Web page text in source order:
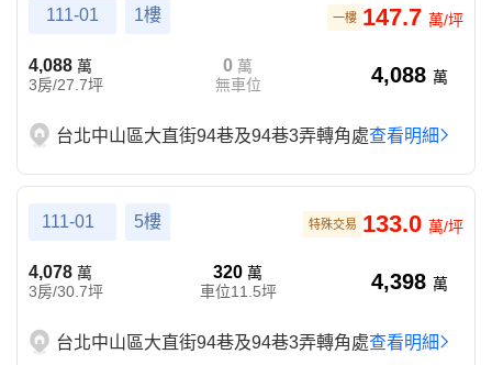
111-01 1樓 147.7 萬/坪
一樓
4,088 萬
3房/27.7坪
0 萬
無車位
4,088 萬
台北中山區大直街94巷及94巷3弄轉角處查看明細
111-01 5樓 133.0 萬/坪
特殊交易
4,078 萬
3房/30.7坪
320萬
車位11.5坪
4,398 萬
台北中山區大直街94巷及94巷3弄轉角處查看明細